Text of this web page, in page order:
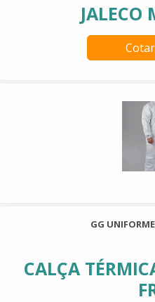
JALECO
GG
CALÇA